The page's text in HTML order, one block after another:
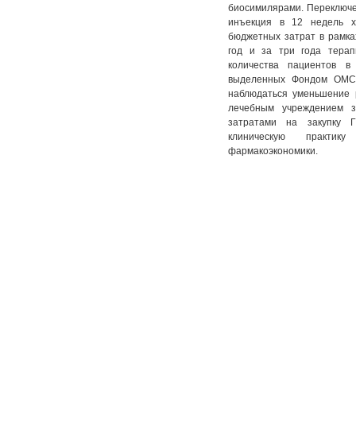
биосимилярами.
инъекция в 12 недель
бюджетных затрат в
год и за три года
количества пациентов
выделенных Фондом ОМС
наблюдаться
лечебным
затратами на закупку
клиническую
фармакоэкономики.